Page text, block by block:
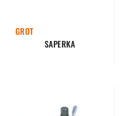
GROT
SAPERKA